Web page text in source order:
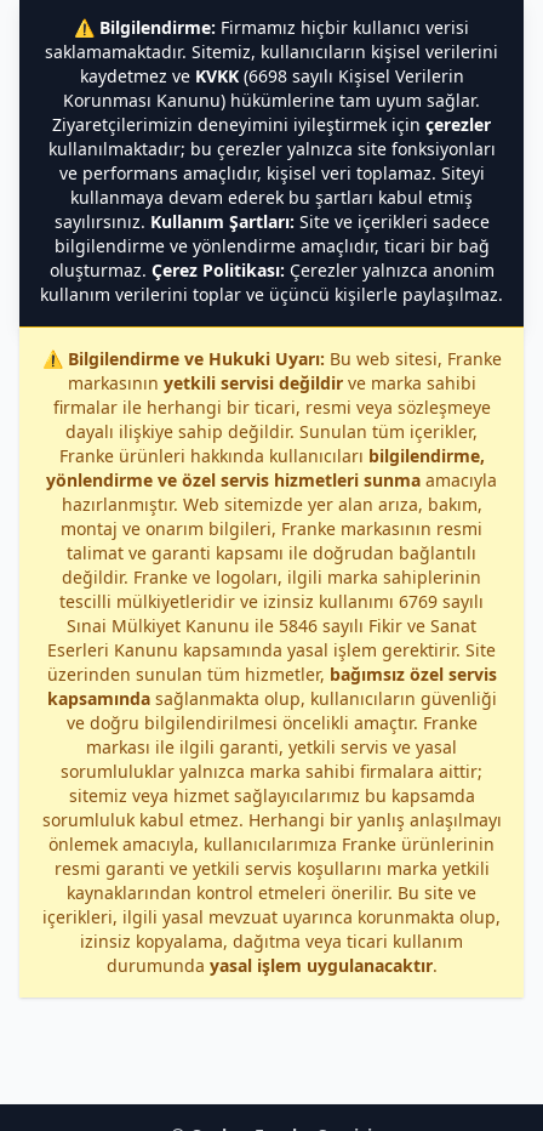
⚠️ Bilgilendirme: Firmamız hiçbir kullanıcı verisi
saklamamaktadır. Sitemiz, kullanıcıların kişisel verilerini
kaydetmez ve KVKK(6698 sayılı Kişisel Verilerin
Korunması Kanunu) hükümlerine tam uyum sağlar.
Ziyaretçilerimizin deneyimini iyileştirmek için çerezler
kullanılmaktadır; bu çerezler yalnızca site fonksiyonları
ve performans amaçlıdır, kişisel veri toplamaz. Siteyi
kullanmaya devam ederek bu şartları kabul etmiş
sayılırsınız. Kullanım Şartları: Site ve içerikleri sadece
bilgilendirme ve yönlendirme amaçlıdır, ticari bir bağ
oluşturmaz. Çerez Politikası: Çerezler yalnızca anonim
kullanım verilerini toplar ve üçüncü kişilerle paylaşılmaz.
⚠️ Bilgilendirme ve Hukuki Uyarı: Bu web sitesi, Franke
markasının yetkili servisi değildirve marka sahibi
firmalar ile herhangi bir ticari, resmi veya sözleşmeye
dayalı ilişkiye sahip değildir. Sunulan tüm içerikler,
Franke ürünleri hakkında kullanıcıları bilgilendirme,
yönlendirme ve özel servis hizmetleri sunma amacıyla
hazırlanmıştır. Web sitemizde yer alan arıza, bakım,
montaj ve onarım bilgileri, Franke markasının resmi
talimat ve garanti kapsamı ile doğrudan bağlantılı
değildir. Franke ve logoları, ilgili marka sahiplerinin
tescilli mülkiyetleridir ve izinsiz kullanımı 6769 sayılı
Sınai Mülkiyet Kanunu ile 5846 sayılı Fikir ve Sanat
Eserleri Kanunu kapsamında yasal işlem gerektirir. Site
üzerinden sunulan tüm hizmetler, bağımsız özel servis
kapsamındasağlanmakta olup, kullanıcıların güvenliği
ve doğru bilgilendirilmesi öncelikli amaçtır. Franke
markası ile ilgili garanti, yetkili servis ve yasal
sorumluluklar yalnızca marka sahibi firmalara aittir;
sitemiz veya hizmet sağlayıcılarımız bu kapsamda
sorumluluk kabul etmez. Herhangi bir yanlış anlaşılmayı
önlemek amacıyla, kullanıcılarımıza Franke ürünlerinin
resmi garanti ve yetkili servis koşullarını marka yetkili
kaynaklarından kontrol etmeleri önerilir. Bu site ve
içerikleri, ilgili yasal mevzuat uyarınca korunmakta olup,
izinsiz kopyalama, dağıtma veya ticari kullanım
durumunda yasal işlem uygulanacaktır.